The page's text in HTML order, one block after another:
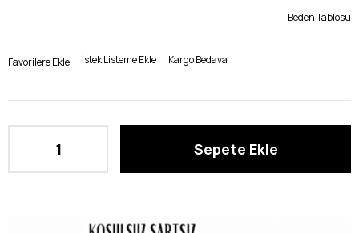
Beden Tablosu
Favorilere Ekle İstek Listeme Ekle Kargo Bedava